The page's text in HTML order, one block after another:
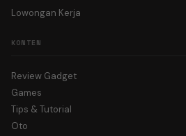
Lowongan Kerja
KONTEN
Review Gadget
Games
Tips & Tutorial
Oto